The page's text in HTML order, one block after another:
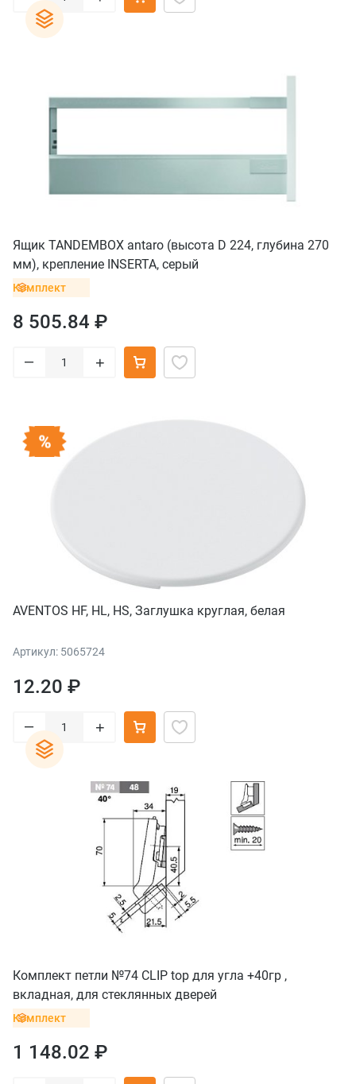
Ящик TANDEMBOX antaro (высота D 224, глубина 270
мм), крепление INSERTA, серый
Комплект
8 505.84 ₽
– +
AVENTOS HF, HL, HS, Заглушка круглая, белая
Артикул: 5065724
12.20 ₽
– +
Комплект петли №74 CLIP top для угла +40гр ,
вкладная, для стеклянных дверей
Комплект
1 148.02 ₽